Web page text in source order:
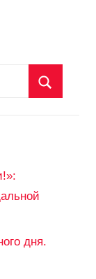
дня.